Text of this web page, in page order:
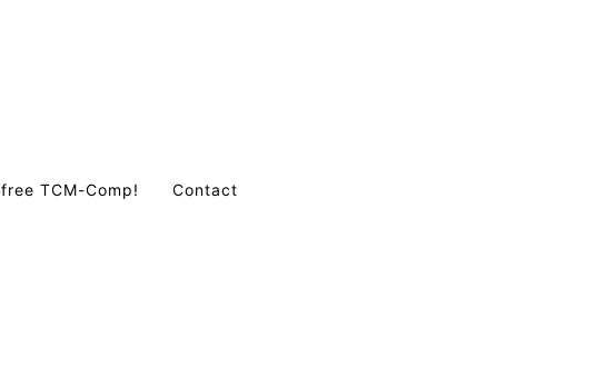
free TCM-Comp! Contact